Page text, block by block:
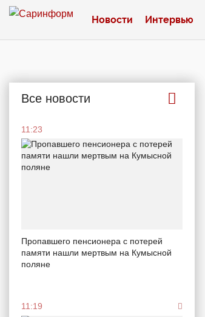
Новости Интервью
Все новости
11:23
Пропавшего пенсионера с потерей
памяти нашли мертвым на Кумысной
поляне
11:19